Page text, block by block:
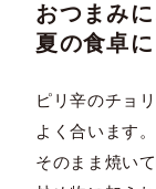
おつまみ
夏の食卓
ピリ辛のチョ
よく合います。
そのまま焼い